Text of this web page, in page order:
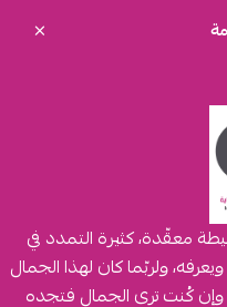
معقّدة، كثيرة التمدد في
ولربّما كان لهذا الجمال
كُنت ترى الجمال فتجده